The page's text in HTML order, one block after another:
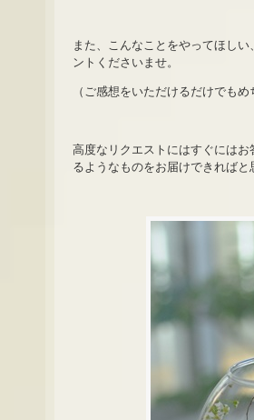
また、こんなことをやってほし
ントくださいませ。
（ご感想をいただけるだけでも
高度なリクエストにはすぐには
るようなものをお届けできればと